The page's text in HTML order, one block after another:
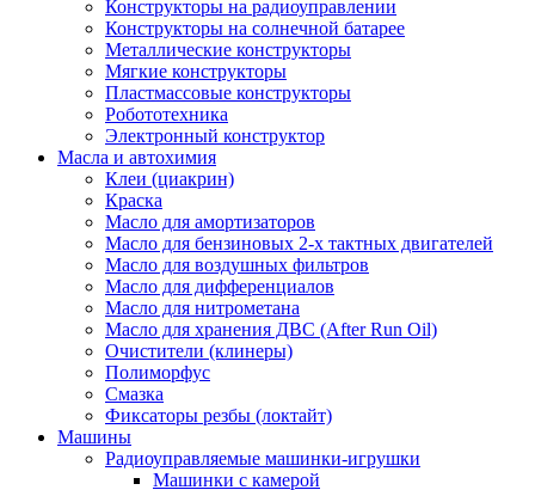
Конструкторы на радиоуправлении
Конструкторы на солнечной батарее
Металлические конструкторы
Мягкие конструкторы
Пластмассовые конструкторы
Робототехника
Электронный конструктор
Масла и автохимия
Клеи (циакрин)
Краска
Масло для амортизаторов
Масло для бензиновых 2-х тактных двигателей
Масло для воздушных фильтров
Масло для дифференциалов
Масло для нитрометана
Масло для хранения ДВС (After Run Oil)
Очистители (клинеры)
Полиморфус
Смазка
Фиксаторы резбы (локтайт)
Машины
Радиоуправляемые машинки-игрушки
Машинки с камерой